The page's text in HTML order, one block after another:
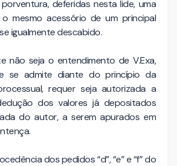
deferidas nesta lide, uma
mesmo acessório de um principal
igualmente descabido.
não seja o entendimento de V.Exa,
se admite diante do princípio da
requer seja autorizada a
dos valores já depositados
do autor, a serem apurados em
dos pedidos “d”, “e” e “f” do